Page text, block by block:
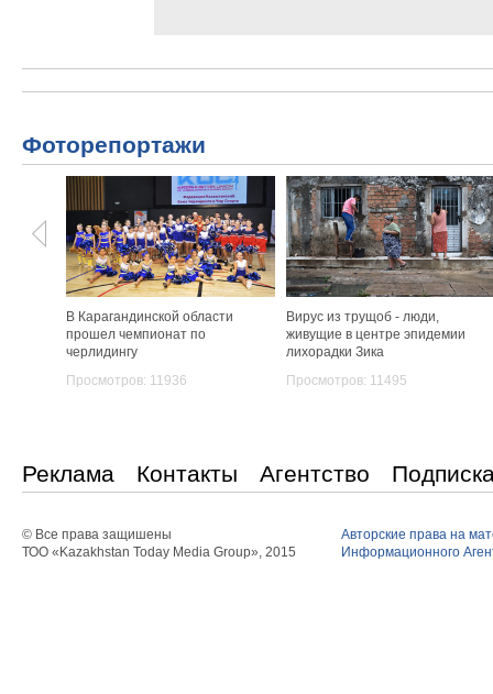
Фоторепортажи
В Карагандинской области
прошел чемпионат по
черлидингу
Просмотров: 11936
Вирус из трущоб - люди,
живущие в центре эпидемии
лихорадки Зика
Просмотров: 11495
Реклама Контакты Агентство
© Все права защишены
ТОО «Kazakhstan Today Media Group», 2015
Авторские права на
Информационного